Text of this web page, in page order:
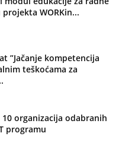
WORKin...
”Jačanje kompetencija
teškoćama za
10 organizacija odabranih
programu